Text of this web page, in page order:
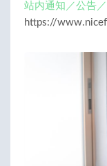
站内通知／公告
https://